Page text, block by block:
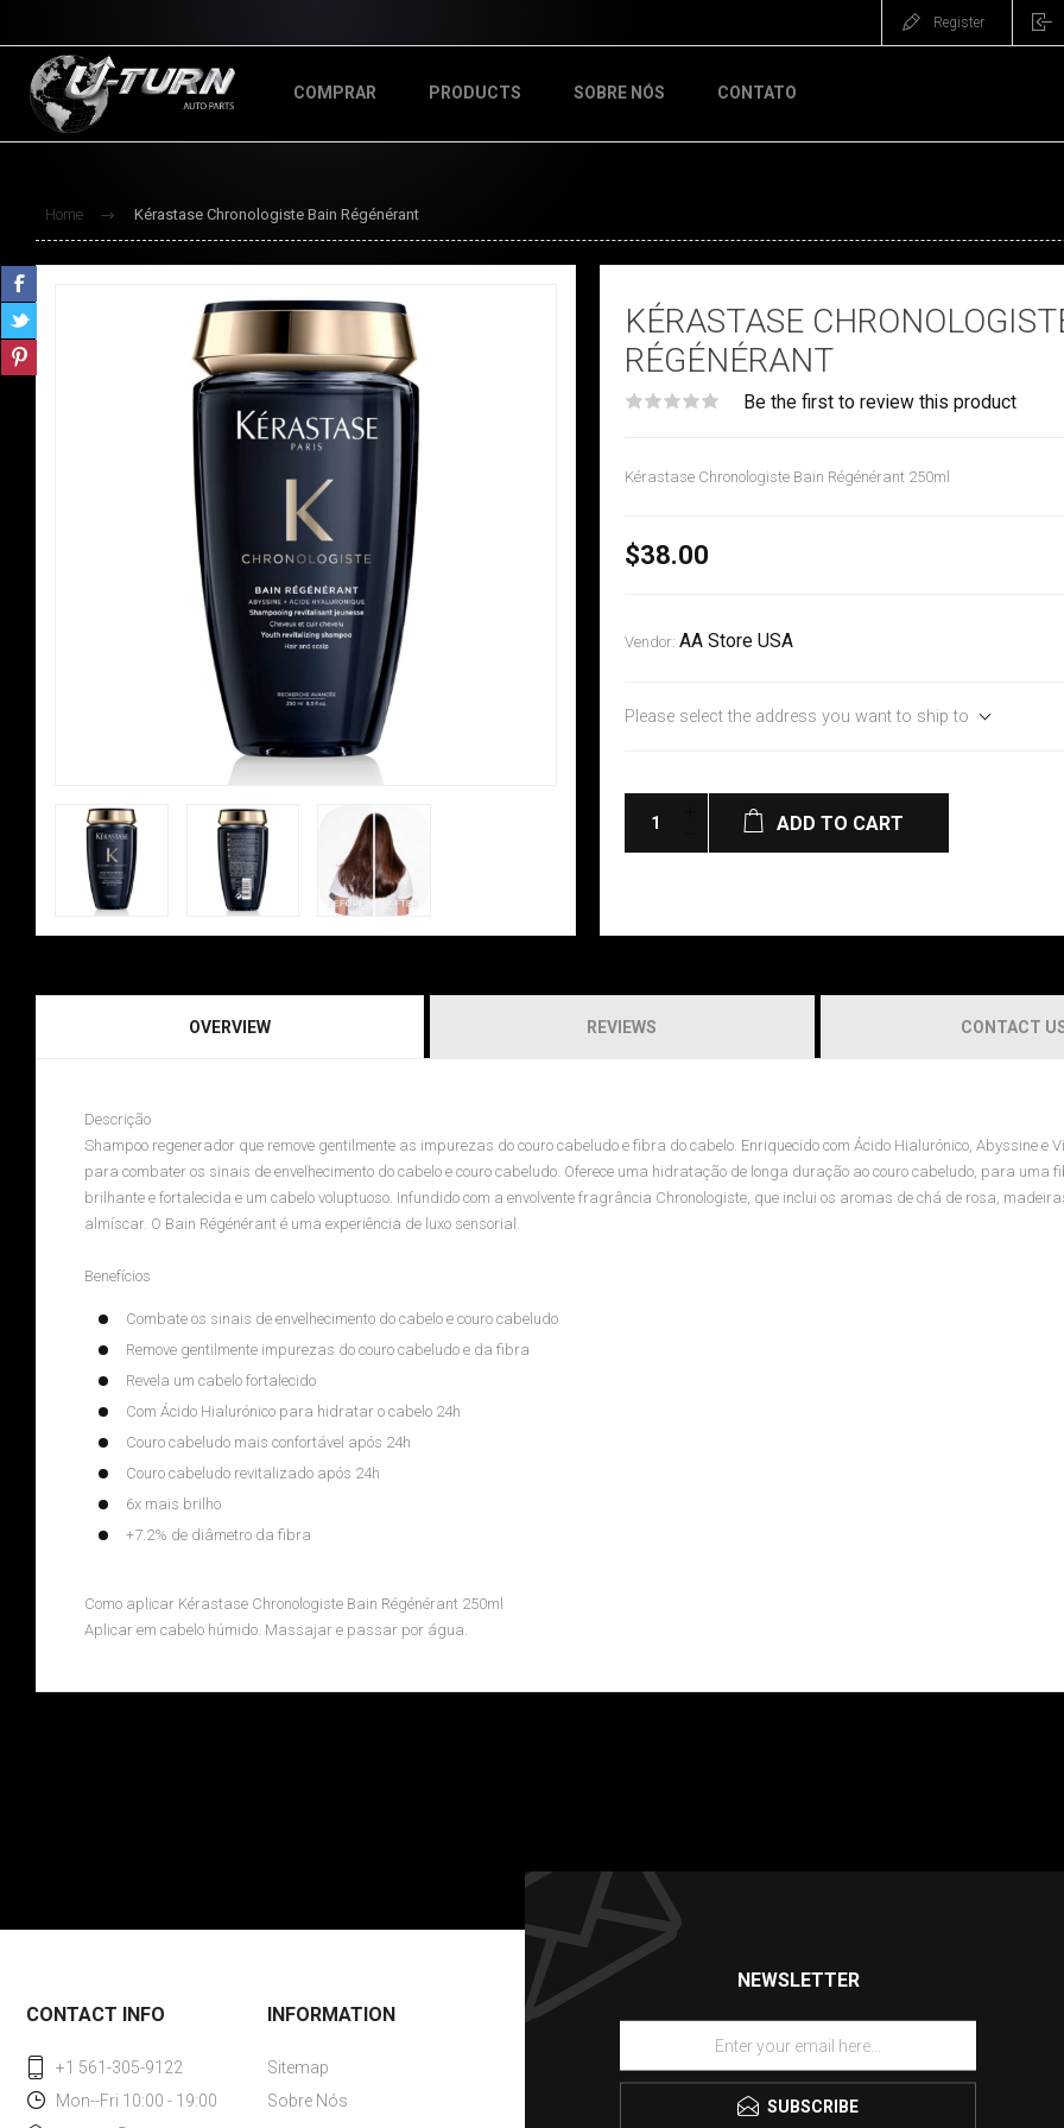
Register
COMPRAR PRODUCTS SOBRE NÓS CONTATO
Home Kérastase Chronologiste Bain Régénérant
KÉRASTASE
RÉGÉNÉRANT
Be the first to review this product
Kérastase Chronologiste Bain Régénérant 250ml
$38.00
Vendor: AA Store USA
Please select the address you want to ship to
ADD TO CART
OVERVIEW REVIEWS CONTACT
Descrição
Shampoo regenerador que remove gentilmente as impurezas do couro cabeludo e fibra do cabelo. Enriquecido com Ácido Hialurónico, Abyssine e
para combater os sinais de envelhecimento do cabelo e couro cabeludo. Oferece uma hidratação de longa duração ao couro cabeludo, para uma
brilhante e fortalecida e um cabelo voluptuoso. Infundido com a envolvente fragrância Chronologiste, que inclui os aromas de chá de rosa,
almíscar. O Bain Régénérant é uma experiência de luxo sensorial.
Benefícios
Combate os sinais de envelhecimento do cabelo e couro cabeludo
Remove gentilmente impurezas do couro cabeludo e da fibra
Revela um cabelo fortalecido
Com Ácido Hialurónico para hidratar o cabelo 24h
Couro cabeludo mais confortável após 24h
Couro cabeludo revitalizado após 24h
6x mais brilho
+7.2% de diâmetro da fibra
Como aplicar Kérastase Chronologiste Bain Régénérant 250ml
Aplicar em cabelo húmido. Massajar e passar por água.
NEWSLETTER
SUBSCRIBE
CONTACT INFO
+1 561-305-9122
Mon--Fri 10:00 - 19:00
INFORMATION
Sitemap
Sobre Nós